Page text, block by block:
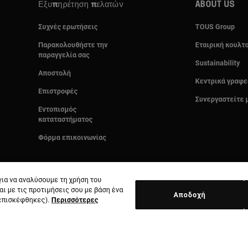
Εξυπηρέτηση πελατών
Συχνές ερωτήσεις
Παρακολουθήστε την
παραγγελία σας
Αποστολή
Επιστροφές
Εντοπισμός
καταταστήματος
Φόρμα επικοινωνίας
About us
TOUS Group
Εταιρική
Sustainability
Κεντρικά
Συνεργαστείτε
Χώρα και νόμισμα: Greece / Euro
να αναλύσουμε τη χρήση του
με τις προτιμήσεις σου με βάση ένα
Περισσότερες
Αποδοχή